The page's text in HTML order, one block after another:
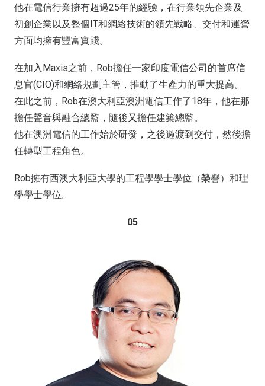
他在電信行業擁有超過25年的經驗，在行業領先企業及
初創企業以及整個IT和網絡技術的領先戰略、交付和運營
方面均擁有豐富實踐。
在加入Maxis之前，Rob擔任一家印度電信公司的首席信
息官(CIO)和網絡規劃主管，推動了生產力的重大提高。
在此之前，Rob在澳大利亞澳洲電信工作了18年，他在那
擔任聲音與融合總監，隨後又擔任建築總監。
他在澳洲電信的工作始於研發，之後過渡到交付，然後擔
任轉型工程角色。
Rob擁有西澳大利亞大學的工程學學士學位（榮譽）和理
學學士學位。
05